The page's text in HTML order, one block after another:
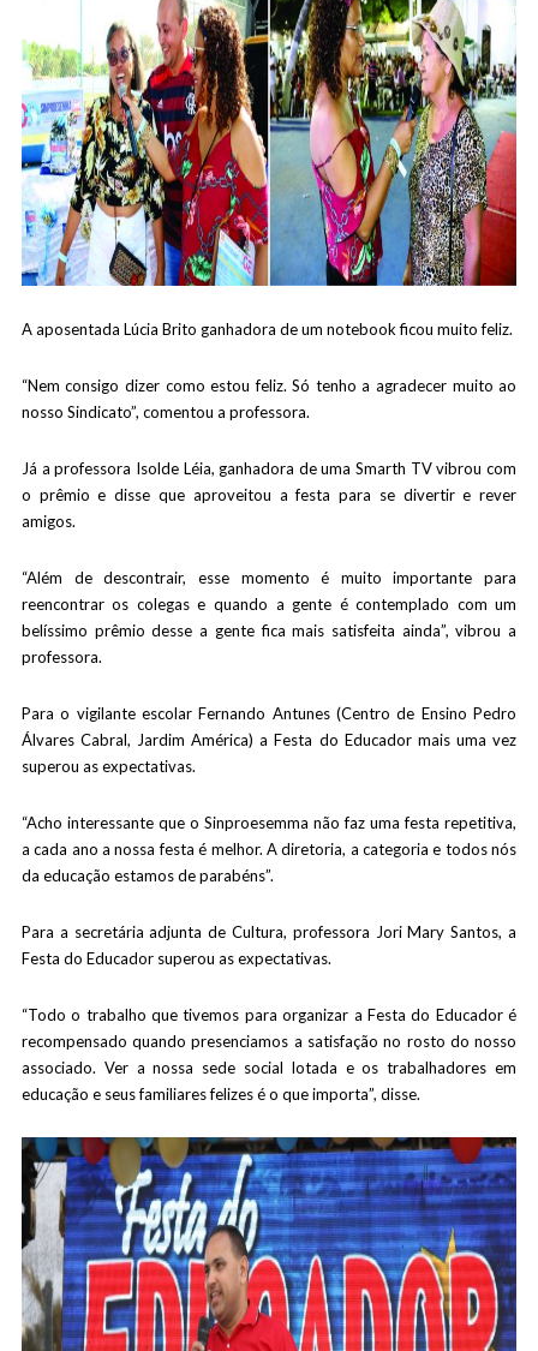
A aposentada Lúcia Brito ganhadora de um notebook ficou muito feliz.
“Nem consigo dizer como estou feliz. Só tenho a agradecer muito ao
nosso Sindicato”, comentou a professora.
Já a professora Isolde Léia, ganhadora de uma Smarth TV vibrou com
o prêmio e disse que aproveitou a festa para se divertir e rever
amigos.
“Além de descontrair, esse momento é muito importante para
reencontrar os colegas e quando a gente é contemplado com um
belíssimo prêmio desse a gente fica mais satisfeita ainda”, vibrou a
professora.
Para o vigilante escolar Fernando Antunes (Centro de Ensino Pedro
Álvares Cabral, Jardim América) a Festa do Educador mais uma vez
superou as expectativas.
“Acho interessante que o Sinproesemma não faz uma festa repetitiva,
a cada ano a nossa festa é melhor. A diretoria, a categoria e todos nós
da educação estamos de parabéns”.
Para a secretária adjunta de Cultura, professora Jori Mary Santos, a
Festa do Educador superou as expectativas.
“Todo o trabalho que tivemos para organizar a Festa do Educador é
recompensado quando presenciamos a satisfação no rosto do nosso
associado. Ver a nossa sede social lotada e os trabalhadores em
educação e seus familiares felizes é o que importa”, disse.